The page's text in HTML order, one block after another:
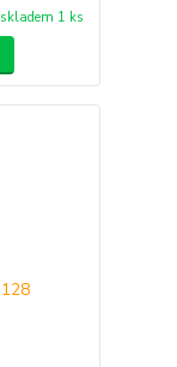
skladem 1 ks